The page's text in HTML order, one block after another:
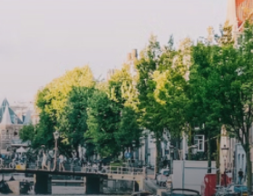
storage and secure bicycle parking
with an elegant lobby with an
elevator and green communal
spaces.The building incorporates
solar panels to generate energy
supply. The windows have solar
control glazing, and the apartments